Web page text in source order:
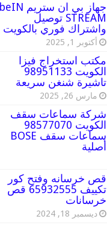
جهاز بي ان ستريم beIN
STREAM توصيل
واشتراك فوري بالكويت
أكتوبر 1, 2025
مكتب استخراج فيزا
الكويت 98951133
تاشيرة شنغن سريعة
مارس 26, 2025
شركة سماعات سقف
الكويت 98577070
سماعات سقف BOSE
أصلية
قص خرسانه وفتح كور
تكييف 65932555 قص
خرسانات
ديسمبر 18, 2024